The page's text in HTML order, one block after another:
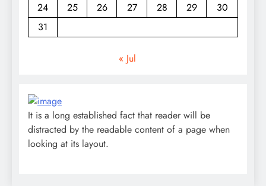
24
25 26 27 28 29
30
31
« Jul
It is a long established fact that reader will be
distracted by the readable content of a page when
looking at its layout.